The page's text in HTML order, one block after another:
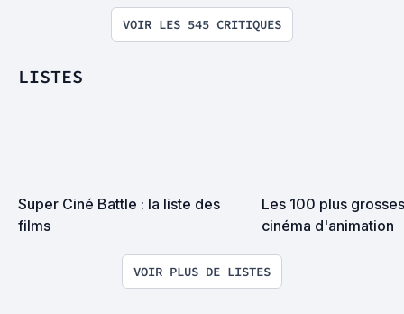
VOIR LES 545 CRITIQUES
LISTES
Super Ciné Battle : la liste des
films
Les 100 plus
cinéma d'animation
VOIR PLUS DE LISTES